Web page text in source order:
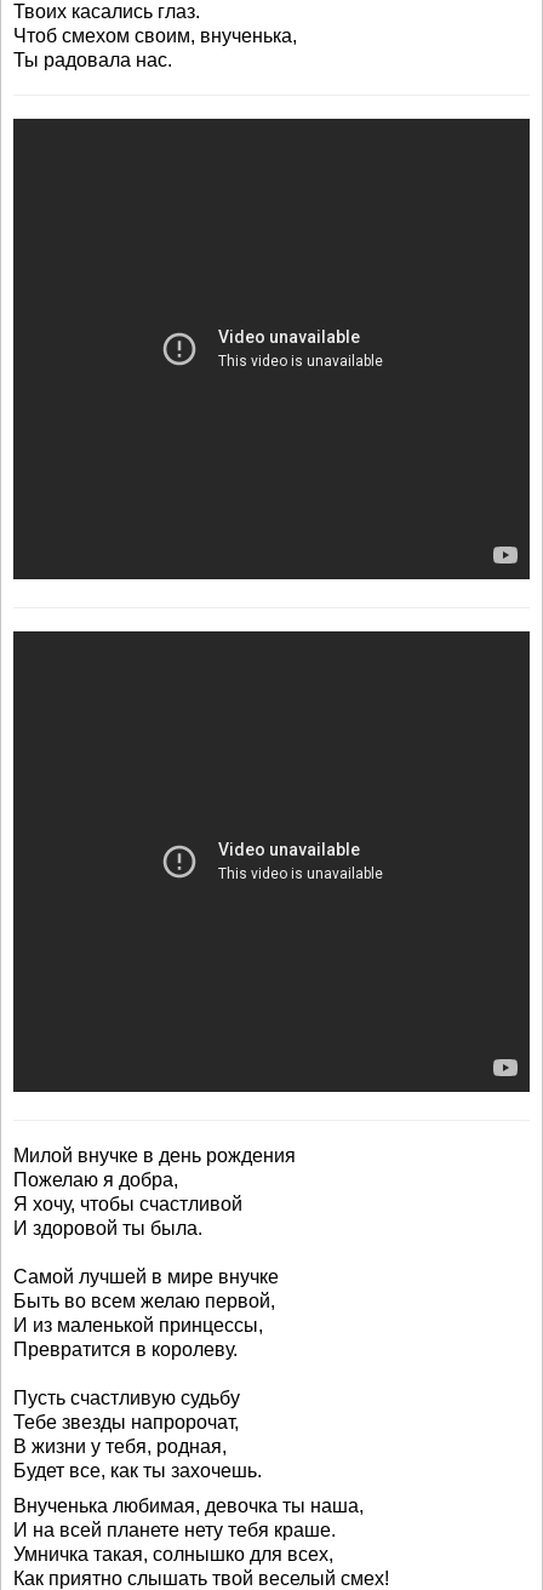
Твоих касались глаз.
Чтоб смехом своим, внученька,
Ты радовала нас.
Милой внучке в день рождения
Пожелаю я добра,
Я хочу, чтобы счастливой
И здоровой ты была.
Самой лучшей в мире внучке
Быть во всем желаю первой,
И из маленькой принцессы,
Превратится в королеву.
Пусть счастливую судьбу
Тебе звезды напророчат,
В жизни у тебя, родная,
Будет все, как ты захочешь.
Внученька любимая, девочка ты наша,
И на всей планете нету тебя краше.
Умничка такая, солнышко для всех,
Как приятно слышать твой веселый смех!